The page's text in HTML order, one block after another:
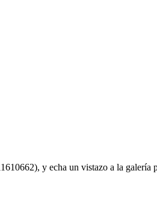
, y echa un vistazo a la galería